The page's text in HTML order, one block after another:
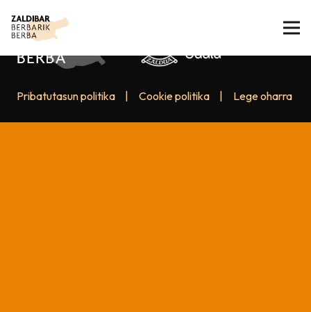
Pribatutasun politika Cookie politika Lege oharra